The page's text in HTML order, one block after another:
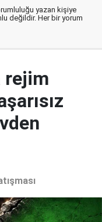
yazan kişiye
değildir. Her bir yorum
rejim